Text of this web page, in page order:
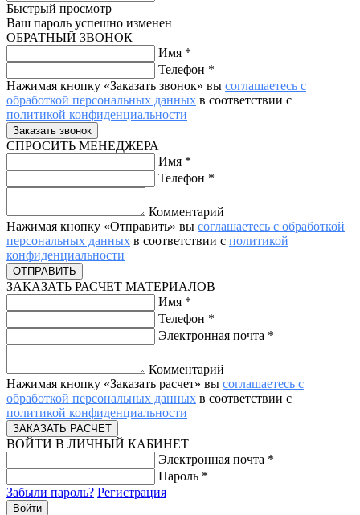
Быстрый просмотр
Ваш пароль успешно изменен
ОБРАТНЫЙ ЗВОНОК
Имя *
Телефон *
Нажимая кнопку «Заказать звонок» вы соглашаетесь с
обработкой персональных данных в соответствии с
политикой конфиденциальности
СПРОСИТЬ МЕНЕДЖЕРА
Имя *
Телефон *
Комментарий
Нажимая кнопку «Отправить» вы соглашаетесь с обработкой
персональных данных в соответствии с политикой
конфиденциальности
ЗАКАЗАТЬ РАСЧЕТ МАТЕРИАЛОВ
Имя *
Телефон *
Электронная почта *
Комментарий
Нажимая кнопку «Заказать расчет» вы соглашаетесь с
обработкой персональных данных в соответствии с
политикой конфиденциальности
ВОЙТИ В ЛИЧНЫЙ КАБИНЕТ
Электронная почта *
Пароль *
Забыли пароль? Регистрация